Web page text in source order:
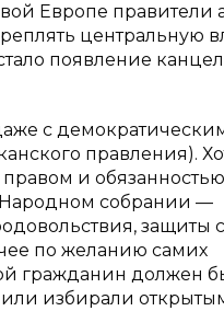
Европе правители
центральную
появление
с
правления).
и обязанностью
Народном собрании —
защиты
по желанию самих
гражданин должен
или избирали